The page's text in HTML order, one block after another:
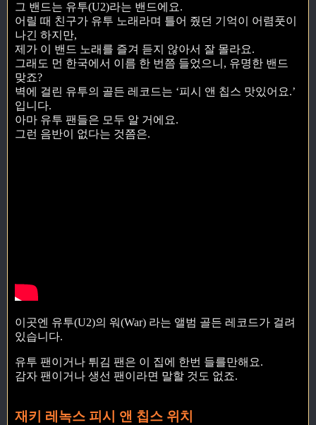
그 밴드는 유투(U2)라는 밴드에요.
어릴 때 친구가 유투 노래라며 틀어 줬던 기억이 어렴풋이
나긴 하지만,
제가 이 밴드 노래를 즐겨 듣지 않아서 잘 몰라요.
그래도 먼 한국에서 이름 한 번쯤 들었으니, 유명한 밴드
맞죠?
벽에 걸린 유투의 골든 레코드는 ‘피시 앤 칩스 맛있어요.’
입니다.
아마 유투 팬들은 모두 알 거에요.
그런 음반이 없다는 것쯤은.
이곳엔 유투(U2)의 워(War) 라는 앨범 골든 레코드가 걸려
있습니다.
유투 팬이거나 튀김 팬은 이 집에 한번 들를만해요.
감자 팬이거나 생선 팬이라면 말할 것도 없죠.
재키 레녹스 피시 앤 칩스 위치